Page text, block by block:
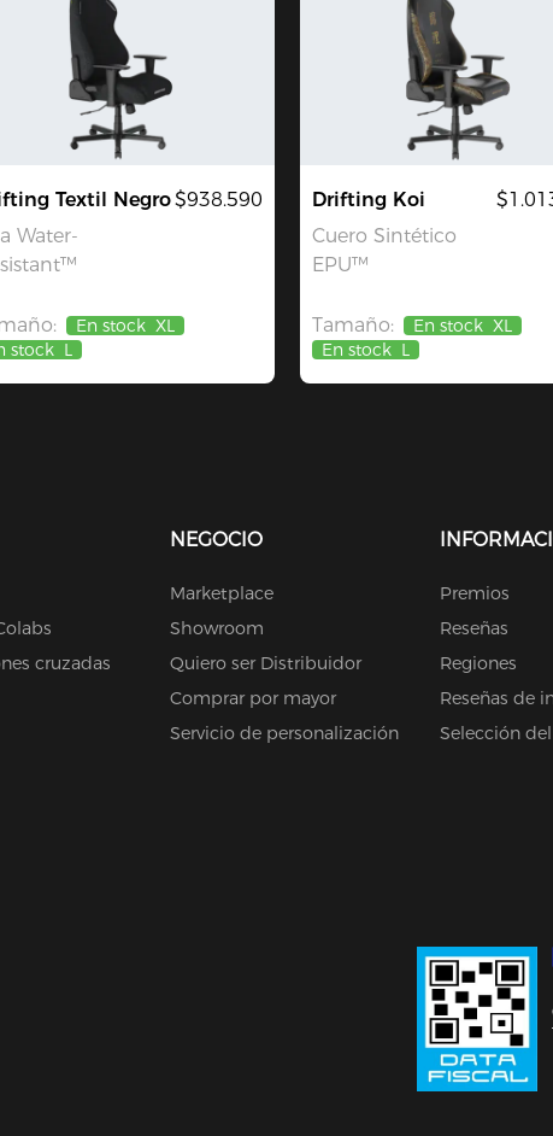
Textil Negro
Water-
$938.590
En stock XL
stock L
Drifting Koi
Cuero Sintético
EPU™
Tamaño: En stock XL
En stock L
cruzadas
NEGOCIO
Marketplace
Showroom
Quiero ser Distribuidor
Comprar por mayor
Servicio de personalización
Premios
Reseñas
Regiones
Reseñas de
Selección